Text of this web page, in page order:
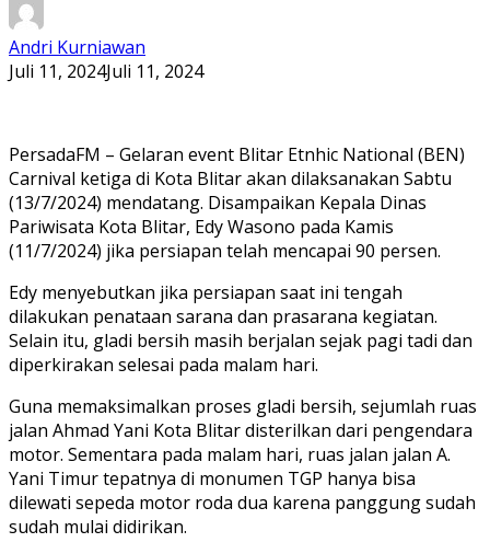
Andri Kurniawan
Juli 11, 2024Juli 11, 2024
PersadaFM – Gelaran event Blitar Etnhic National (BEN)
Carnival ketiga di Kota Blitar akan dilaksanakan Sabtu
(13/7/2024) mendatang. Disampaikan Kepala Dinas
Pariwisata Kota Blitar, Edy Wasono pada Kamis
(11/7/2024) jika persiapan telah mencapai 90 persen.
Edy menyebutkan jika persiapan saat ini tengah
dilakukan penataan sarana dan prasarana kegiatan.
Selain itu, gladi bersih masih berjalan sejak pagi tadi dan
diperkirakan selesai pada malam hari.
Guna memaksimalkan proses gladi bersih, sejumlah ruas
jalan Ahmad Yani Kota Blitar disterilkan dari pengendara
motor. Sementara pada malam hari, ruas jalan jalan A.
Yani Timur tepatnya di monumen TGP hanya bisa
dilewati sepeda motor roda dua karena panggung sudah
sudah mulai didirikan.